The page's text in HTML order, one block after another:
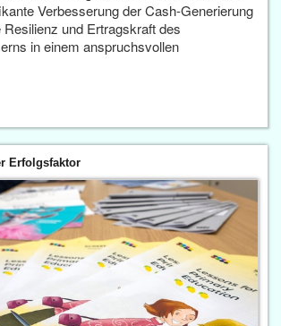
Verbesserung der Cash-Generierung
Resilienz und Ertragskraft des
in einem anspruchsvollen
Erfolgsfaktor